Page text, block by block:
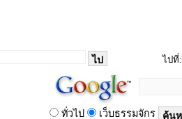
ไปที่:
ทั่วไป เว็บธรรมจักร